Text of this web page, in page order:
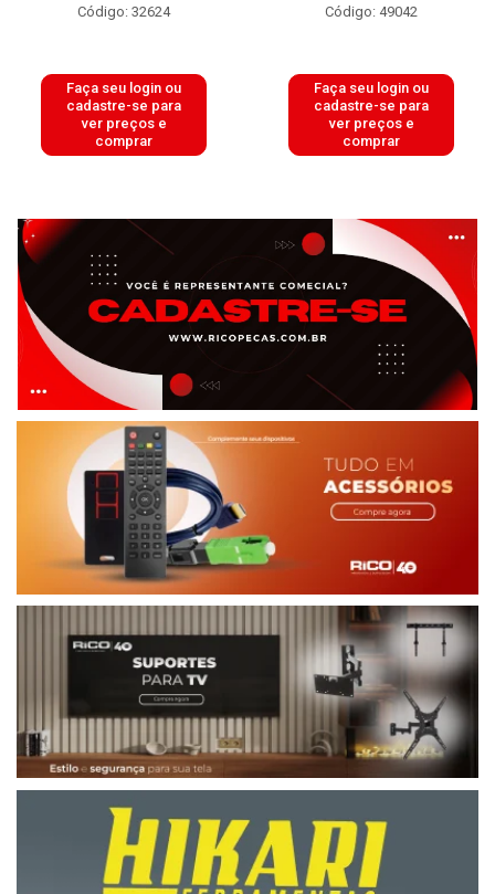
Código: 32624
Faça seu login ou
cadastre-se para
ver preços e
comprar
Código: 49042
Faça seu login ou
cadastre-se para
ver preços e
comprar